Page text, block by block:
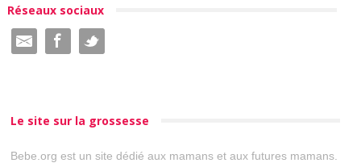
Réseaux sociaux
Le site sur la grossesse
Bebe.org est un site dédié aux mamans et aux futures mamans.